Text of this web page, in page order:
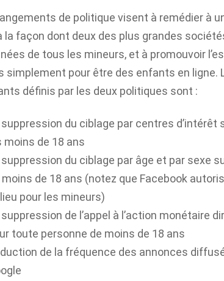
de politique visent à remédier à
la façon dont deux des plus grandes
de tous les mineurs, et à promouvoir
simplement pour être des enfants en ligne.
définis par les deux politiques sont :
suppression du ciblage par centres
moins de 18 ans
suppression du ciblage par âge et par sexe
moins de 18 ans (notez que Facebook
pour les mineurs)
suppression de l’appel à l’action monétaire
toute personne de moins de 18 ans
de la fréquence des annonces